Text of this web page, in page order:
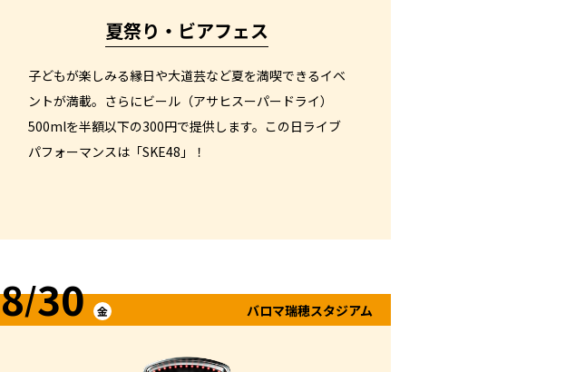
夏祭り・ビアフェス
子どもが楽しみる縁日や大道芸など夏を満喫できるイベ
ントが満載。さらにビール（アサヒスーパードライ）
500mlを半額以下の300円で提供します。この日ライブ
パフォーマンスは「SKE48」！
8/30 金 バロマ瑞穂スタジアム